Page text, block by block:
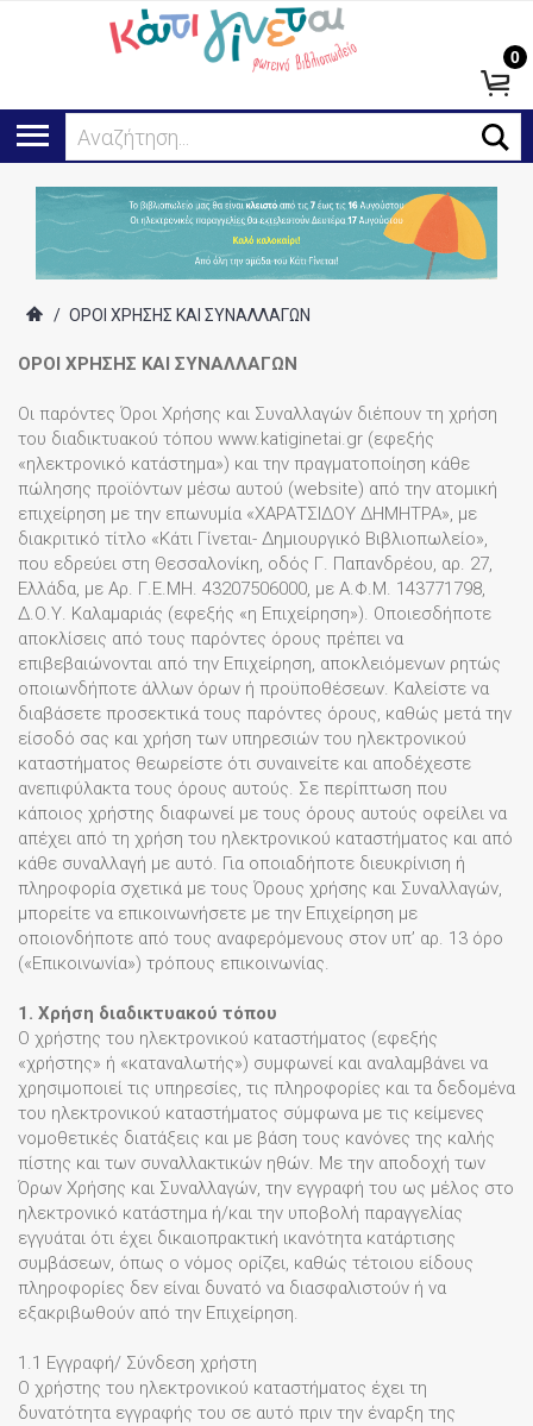
Ψάχνω για
0
/ ΟΡΟΙ ΧΡΗΣΗΣ ΚΑΙ ΣΥΝΑΛΛΑΓΩΝ
ΟΡΟΙ ΧΡΗΣΗΣ ΚΑΙ ΣΥΝΑΛΛΑΓΩΝ
Οι παρόντες Όροι Χρήσης και Συναλλαγών διέπουν τη χρήση
του διαδικτυακού τόπου www.katiginetai.gr (εφεξής
«ηλεκτρονικό κατάστημα») και την πραγματοποίηση κάθε
πώλησης προϊόντων μέσω αυτού (website) από την ατομική
επιχείρηση με την επωνυμία «ΧΑΡΑΤΣΙΔΟΥ ΔΗΜΗΤΡΑ», με
διακριτικό τίτλο «Κάτι Γίνεται- Δημιουργικό Βιβλιοπωλείο»,
που εδρεύει στη Θεσσαλονίκη, οδός Γ. Παπανδρέου, αρ. 27,
Ελλάδα, με Αρ. Γ.Ε.ΜΗ. 43207506000, με Α.Φ.Μ. 143771798,
Δ.Ο.Υ. Καλαμαριάς (εφεξής «η Επιχείρηση»). Οποιεσδήποτε
αποκλίσεις από τους παρόντες όρους πρέπει να
επιβεβαιώνονται από την Επιχείρηση, αποκλειόμενων ρητώς
οποιωνδήποτε άλλων όρων ή προϋποθέσεων. Καλείστε να
διαβάσετε προσεκτικά τους παρόντες όρους, καθώς μετά την
είσοδό σας και χρήση των υπηρεσιών του ηλεκτρονικού
καταστήματος θεωρείστε ότι συναινείτε και αποδέχεστε
ανεπιφύλακτα τους όρους αυτούς. Σε περίπτωση που
κάποιος χρήστης διαφωνεί με τους όρους αυτούς οφείλει να
απέχει από τη χρήση του ηλεκτρονικού καταστήματος και από
κάθε συναλλαγή με αυτό. Για οποιαδήποτε διευκρίνιση ή
πληροφορία σχετικά με τους Όρους χρήσης και Συναλλαγών,
μπορείτε να επικοινωνήσετε με την Επιχείρηση με
οποιονδήποτε από τους αναφερόμενους στον υπ’ αρ. 13 όρο
(«Επικοινωνία») τρόπους επικοινωνίας.
1. Χρήση διαδικτυακού τόπου
Ο χρήστης του ηλεκτρονικού καταστήματος (εφεξής
«χρήστης» ή «καταναλωτής») συμφωνεί και αναλαμβάνει να
χρησιμοποιεί τις υπηρεσίες, τις πληροφορίες και τα δεδομένα
του ηλεκτρονικού καταστήματος σύμφωνα με τις κείμενες
νομοθετικές διατάξεις και με βάση τους κανόνες της καλής
πίστης και των συναλλακτικών ηθών. Με την αποδοχή των
Όρων Χρήσης και Συναλλαγών, την εγγραφή του ως μέλος στο
ηλεκτρονικό κατάστημα ή/και την υποβολή παραγγελίας
εγγυάται ότι έχει δικαιοπρακτική ικανότητα κατάρτισης
συμβάσεων, όπως ο νόμος ορίζει, καθώς τέτοιου είδους
πληροφορίες δεν είναι δυνατό να διασφαλιστούν ή να
εξακριβωθούν από την Επιχείρηση.
1.1 Εγγραφή/ Σύνδεση χρήστη
Ο χρήστης του ηλεκτρονικού καταστήματος έχει τη
δυνατότητα εγγραφής του σε αυτό πριν την έναρξη της